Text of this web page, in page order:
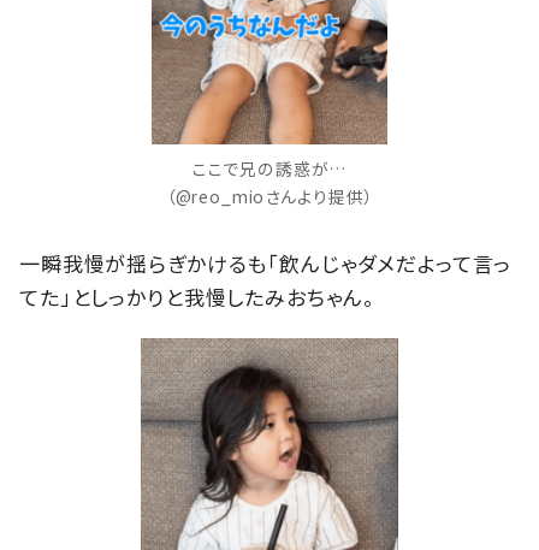
ここで兄の誘惑が…
（@reo_mioさんより提供）
一瞬我慢が揺らぎかけるも「飲んじゃダメだよって言っ
てた」としっかりと我慢したみおちゃん。